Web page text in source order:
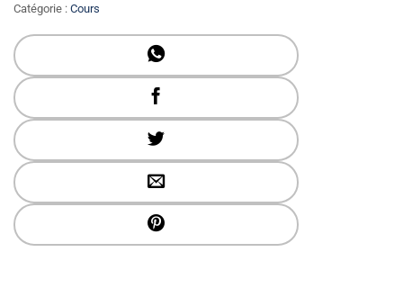
Catégorie : Cours